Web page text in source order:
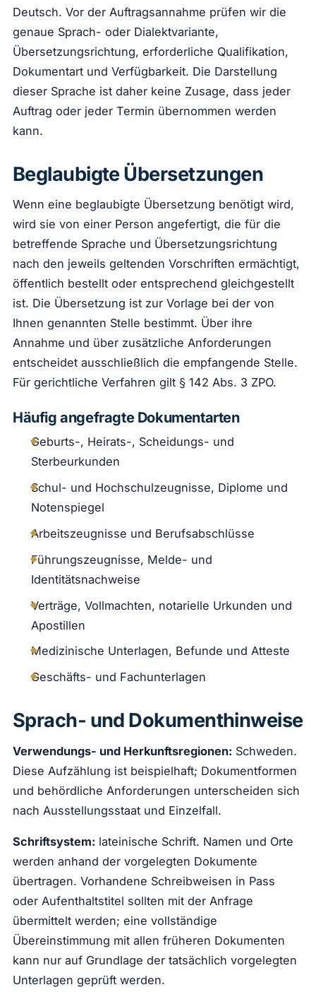
Deutsch. Vor der Auftragsannahme prüfen wir die
genaue Sprach- oder Dialektvariante,
Übersetzungsrichtung, erforderliche Qualifikation,
Dokumentart und Verfügbarkeit. Die Darstellung
dieser Sprache ist daher keine Zusage, dass jeder
Auftrag oder jeder Termin übernommen werden
kann.
Beglaubigte Übersetzungen
Wenn eine beglaubigte Übersetzung benötigt wird,
wird sie von einer Person angefertigt, die für die
betreffende Sprache und Übersetzungsrichtung
nach den jeweils geltenden Vorschriften ermächtigt,
öffentlich bestellt oder entsprechend gleichgestellt
ist. Die Übersetzung ist zur Vorlage bei der von
Ihnen genannten Stelle bestimmt. Über ihre
Annahme und über zusätzliche Anforderungen
entscheidet ausschließlich die empfangende Stelle.
Für gerichtliche Verfahren gilt § 142 Abs. 3 ZPO.
Häufig angefragte Dokumentarten
Geburts-, Heirats-, Scheidungs- und
Sterbeurkunden
Schul- und Hochschulzeugnisse, Diplome und
Notenspiegel
Arbeitszeugnisse und Berufsabschlüsse
Führungszeugnisse, Melde- und
Identitätsnachweise
Verträge, Vollmachten, notarielle Urkunden und
Apostillen
Medizinische Unterlagen, Befunde und Atteste
Geschäfts- und Fachunterlagen
Sprach- und Dokumenthinweise
Verwendungs- und Herkunftsregionen: Schweden.
Diese Aufzählung ist beispielhaft; Dokumentformen
und behördliche Anforderungen unterscheiden sich
nach Ausstellungsstaat und Einzelfall.
Schriftsystem: lateinische Schrift. Namen und Orte
werden anhand der vorgelegten Dokumente
übertragen. Vorhandene Schreibweisen in Pass
oder Aufenthaltstitel sollten mit der Anfrage
übermittelt werden; eine vollständige
Übereinstimmung mit allen früheren Dokumenten
kann nur auf Grundlage der tatsächlich vorgelegten
Unterlagen geprüft werden.